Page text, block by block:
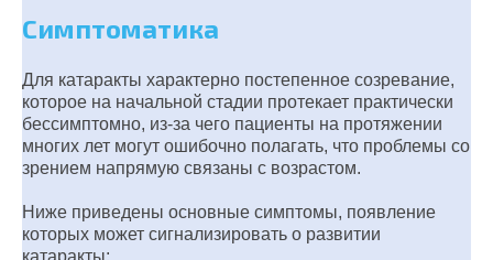
Симптоматика
Для катаракты характерно постепенное созревание,
которое на начальной стадии протекает практически
бессимптомно, из-за чего пациенты на протяжении
многих лет могут ошибочно полагать, что проблемы со
зрением напрямую связаны с возрастом.
Ниже приведены основные симптомы, появление
которых может сигнализировать о развитии
катаракты: